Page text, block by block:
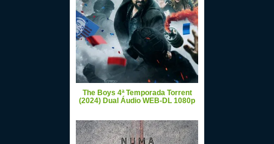
The Boys 4ª Temporada Torrent
(2024) Dual Áudio WEB-DL 1080p